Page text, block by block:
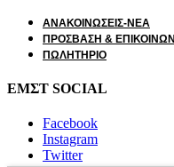
ΑΝΑΚΟΙΝΩΣΕΙΣ-ΝΕΑ
ΠΡΟΣΒΑΣΗ &
ΠΩΛΗΤΗΡΙΟ
ΕΜΣΤ SOCIAL
Facebook
Instagram
Twitter